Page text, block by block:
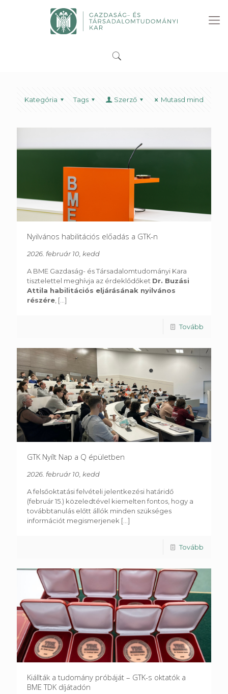
Kategória Tags Szerző Mutasd mind
Nyilvános habilitációs előadás a GTK-n
2026. február 10, kedd
A BME Gazdaság- és Társadalomtudományi Kara
tisztelettel meghívja az érdeklődőket Dr. Buzási
Attila habilitációs eljárásának nyilvános
részére [...]
Tovább
GTK Nyílt Nap a Q épületben
2026. február 10, kedd
A felsőoktatási felvételi jelentkezési határidő
(február 15.) közeledtével kiemelten fontos, hogy a
továbbtanulás előtt állók minden szükséges
információt megismerjenek [...]
Tovább
Kiállták a tudomány próbáját – GTK-s oktatók a
BME TDK díjátadón